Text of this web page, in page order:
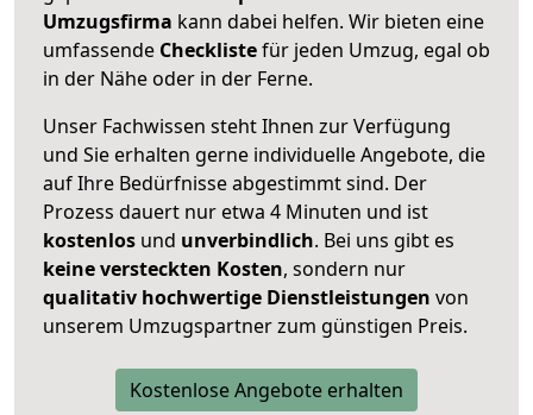
Umzugsfirma kann dabei helfen. Wir bieten eine
umfassende Checklistefür jeden Umzug, egal ob
in der Nähe oder in der Ferne.
Unser Fachwissen steht Ihnen zur Verfügung
und Sie erhalten gerne individuelle Angebote, die
auf Ihre Bedürfnisse abgestimmt sind. Der
Prozess dauert nur etwa 4 Minuten und ist
kostenlos und unverbindlich. Bei uns gibt es
keine versteckten Kosten, sondern nur
qualitativ hochwertige Dienstleistungen von
unserem Umzugspartner zum günstigen Preis.
Kostenlose Angebote erhalten